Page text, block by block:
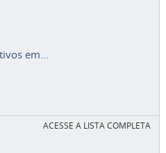
em...
ACESSE A LISTA COMPLETA